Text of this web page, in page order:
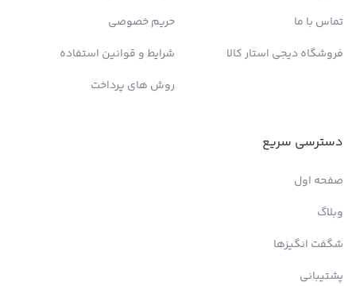
تماس با ما
فروشگاه دیجی استار کالا
حریم خصوصی
شرایط و قوانین استفاده
روش های پرداخت
دسترسی سریع
صفحه اول
وبلاگ
شگفت انگیزها
پشتیبانی